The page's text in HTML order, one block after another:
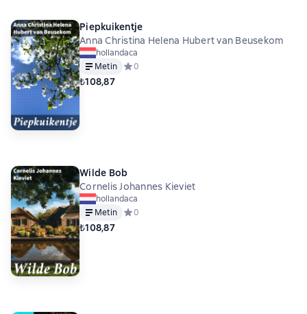
Piepkuikentje
Anna Christina Helena Hubert van Beusekom
hollandaca
Metin
Средний рейтинг 0 на основе 0 оценок
0
₺108,87
Wilde Bob
Cornelis Johannes Kieviet
hollandaca
Metin
Средний рейтинг 0 на основе 0 оценок
0
₺108,87